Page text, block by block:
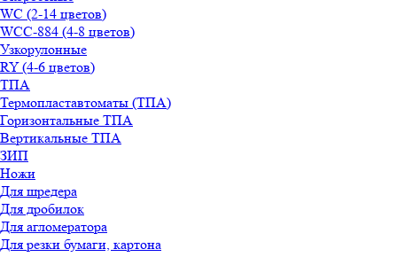
WС (2-14 цветов)
WСС-884 (4-8 цветов)
Узкорулонные
RY (4-6 цветов)
ТПА
Термопластавтоматы (ТПА)
Горизонтальные ТПА
Вертикальные ТПА
ЗИП
Ножи
Для шредера
Для дробилок
Для агломератора
Для резки бумаги, картона